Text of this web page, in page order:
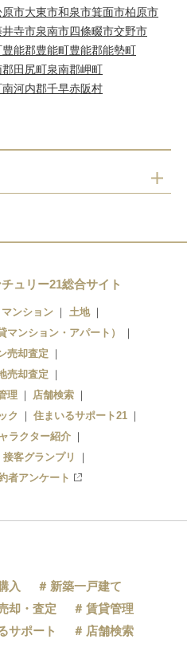
原市大東市和泉市箕面市柏原市
井寺市泉南市四條畷市交野市
豊能郡豊能町豊能郡能勢町
郡田尻町泉南郡岬町
南河内郡千早赤阪村
ュリー21総合サイト
マンション
土地
マンション・アパート）
売却査定
売却査定
理
店舗検索
ク
住まいるサポート21
ラクター紹介
接客グランプリ
者アンケート
入
新築一戸建て
却・査定
賃貸管理
サポート
店舗検索